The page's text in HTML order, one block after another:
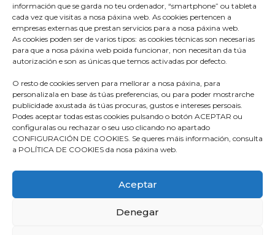
información que se garda no teu ordenador, “smartphone” ou tableta
cada vez que visitas a nosa páxina web. As cookies pertencen a
empresas externas que prestan servicios para a nosa páxina web.
As cookies poden ser de varios tipos: as cookies técnicas son necesarias
para que a nosa páxina web poida funcionar, non necesitan da túa
autorización e son as únicas que temos activadas por defecto.
O resto de cookies serven para mellorar a nosa páxina, para
personalizala en base ás túas preferencias, ou para poder mostrarche
publicidade axustada ás túas procuras, gustos e intereses persoais.
Podes aceptar todas estas cookies pulsando o botón ACEPTAR ou
configuralas ou rechazar o seu uso clicando no apartado
CONFIGURACIÓN DE COOKIES. Se queres máis información, consulta
a POLÍTICA DE COOKIES da nosa páxina web.
Aceptar
Denegar
Praza do Concello s/n
Telf: 986570165
info@aestrada.gal
square
Compromiso coa Protección de Datos